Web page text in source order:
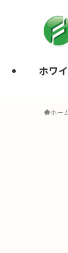
ホワ
ホー